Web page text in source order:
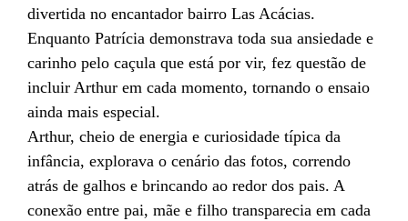
divertida no encantador bairro Las Acácias.
Enquanto Patrícia demonstrava toda sua ansiedade e
carinho pelo caçula que está por vir, fez questão de
incluir Arthur em cada momento, tornando o ensaio
ainda mais especial.
Arthur, cheio de energia e curiosidade típica da
infância, explorava o cenário das fotos, correndo
atrás de galhos e brincando ao redor dos pais. A
conexão entre pai, mãe e filho transparecia em cada